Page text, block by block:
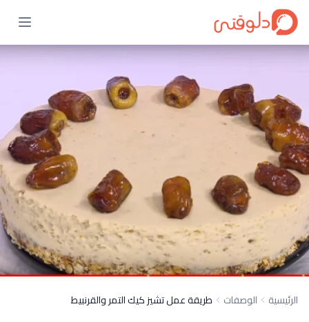
الرئيسية الوصفات طريقة عمل تشيز كيك التمر والقرنبيط